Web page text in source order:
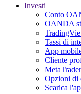
Investi
Conto
OANDA
Tassi di
App
Cliente
Opzioni di
Scarica